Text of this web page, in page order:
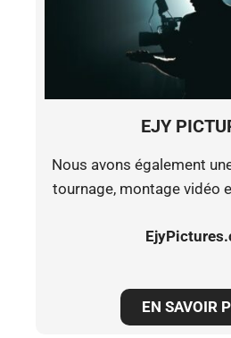
EJY
Nous avons également
tournage, montage vidéo
EN SAVOIR